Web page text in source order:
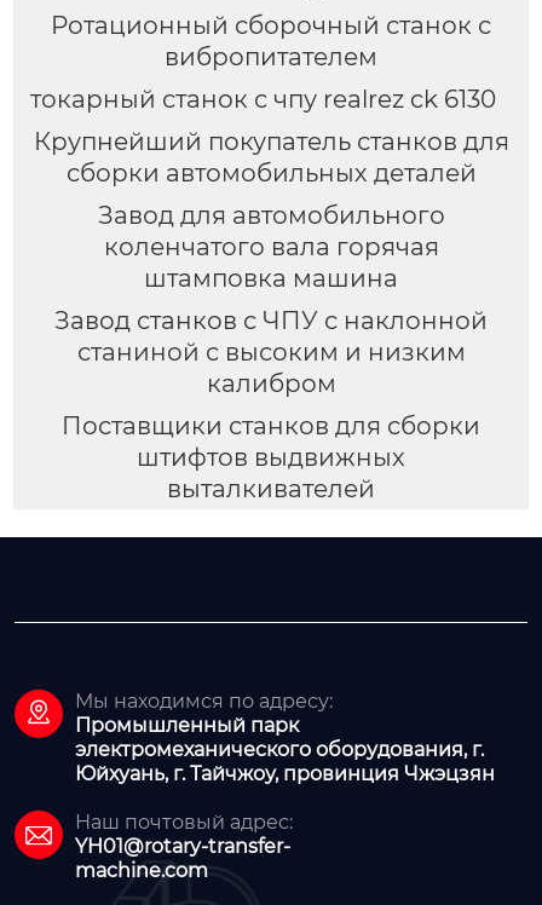
Ротационный сборочный станок с
вибропитателем
токарный станок с чпу realrez ck 6130
Крупнейший покупатель станков для
сборки автомобильных деталей
Завод для автомобильного
коленчатого вала горячая
штамповка машина
Завод станков с ЧПУ с наклонной
станиной с высоким и низким
калибром
Поставщики станков для сборки
штифтов выдвижных
выталкивателей

Мы находимся по адресу:
Промышленный парк
электромеханического оборудования, г.
Юйхуань, г. Тайчжоу, провинция Чжэцзян

Наш почтовый адрес:
YH01@rotary-transfer-
machine.com